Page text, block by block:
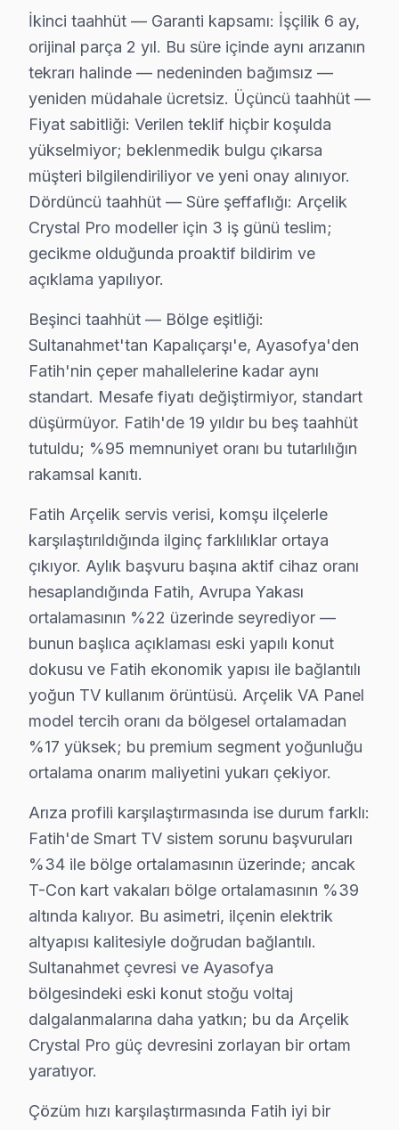
Karagümrük, tarihsel dokusunu koruyan bir mahalle
Katip Kasım'da Arçelik TV Servisi
Katip Kasım, karmaşık bir demografik yapıya sahip
Kemalpaşa'da Arçelik TV Servisi
Kemalpaşa, hem sosyal yapısı hem de coğrafi
Koca Mustafapaşa'da Arçelik TV Servisi
Koca Mustafapaşa, hem geçmiş hem de modern
Küçük Ayasofya, tarihi ve kültürel zenginlikleri ile
Mercan'da Arçelik TV Servisi
Mercan, dinamik bir yaşam tarzı sunan bir mahalle
Mesihpaşa'da Arçelik TV Servisi
Mesihpaşa, hem sosyo-ekonomik çeşitliliği hem de
Mevlanakapı'da bu marka TV Servisi
Mevlanakapı, tarihi mirası ve sosyal yapısıyla
Mimar Hayrettin'de Arçelik TV Servisi
Mimar Hayrettin, geniş bir konut profiline sahip ve
Mimar Kemalettin'de Arçelik TV Servisi
Mimar Kemalettin, tarihi dokusunu koruyan yapıları
Molla Fenari'de Arçelik TV Servisi
Molla Fenari, dinamik yaşamı ve kozmopolit
Molla Gürani'de Arçelik TV Servisi
Molla Gürani, zengin tarihi geçmişi ve çeşitli
Molla Hüsrev'de bu TV TV Servisi
Molla Hüsrev Mahallesi'nde yaşayan bir aile, bir
Muhsine Hatun'da Arçelik TV Servisi
Muhsine Hatun Mahallesi'nde yaşayan bir beyefendi,
Nişanca'da Arçelik TV Servisi
Nişanca Mahallesi'nde, bir genç dizi izlerken
Rüstempaşa'da Arçelik TV Servisi
İkinci taahhüt — Garanti kapsamı: İşçilik 6 ay,
orijinal parça 2 yıl. Bu süre içinde aynı arızanın
tekrarı halinde — nedeninden bağımsız —
yeniden müdahale ücretsiz. Üçüncü taahhüt —
Fiyat sabitliği: Verilen teklif hiçbir koşulda
yükselmiyor; beklenmedik bulgu çıkarsa
müşteri bilgilendiriliyor ve yeni onay alınıyor.
Dördüncü taahhüt — Süre şeffaflığı: Arçelik
Crystal Pro modeller için 3 iş günü teslim;
gecikme olduğunda proaktif bildirim ve
açıklama yapılıyor.
Beşinci taahhüt — Bölge eşitliği:
Sultanahmet'tan Kapalıçarşı'e, Ayasofya'den
Fatih'nin çeper mahallelerine kadar aynı
standart. Mesafe fiyatı değiştirmiyor, standart
düşürmüyor. Fatih'de 19 yıldır bu beş taahhüt
tutuldu; %95 memnuniyet oranı bu tutarlılığın
rakamsal kanıtı.
Fatih Arçelik servis verisi, komşu ilçelerle
karşılaştırıldığında ilginç farklılıklar ortaya
çıkıyor. Aylık başvuru başına aktif cihaz oranı
hesaplandığında Fatih, Avrupa Yakası
ortalamasının %22 üzerinde seyrediyor —
bunun başlıca açıklaması eski yapılı konut
dokusu ve Fatih ekonomik yapısı ile bağlantılı
yoğun TV kullanım örüntüsü. Arçelik VA Panel
model tercih oranı da bölgesel ortalamadan
%17 yüksek; bu premium segment yoğunluğu
ortalama onarım maliyetini yukarı çekiyor.
Arıza profili karşılaştırmasında ise durum farklı:
Fatih'de Smart TV sistem sorunu başvuruları
%34 ile bölge ortalamasının üzerinde; ancak
T-Con kart vakaları bölge ortalamasının %39
altında kalıyor. Bu asimetri, ilçenin elektrik
altyapısı kalitesiyle doğrudan bağlantılı.
Sultanahmet çevresi ve Ayasofya
bölgesindeki eski konut stoğu voltaj
dalgalanmalarına daha yatkın; bu da Arçelik
Crystal Pro güç devresini zorlayan bir ortam
yaratıyor.
Çözüm hızı karşılaştırmasında Fatih iyi bir